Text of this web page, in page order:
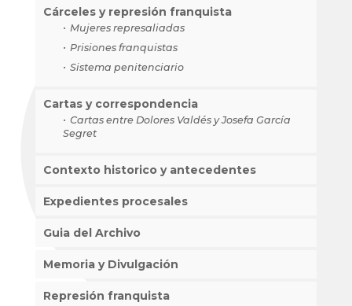
Cárceles y represión franquista
Mujeres represaliadas
Prisiones franquistas
Sistema penitenciario
Cartas y correspondencia
Cartas entre Dolores Valdés y Josefa García
Segret
Contexto historico y antecedentes
Expedientes procesales
Guia del Archivo
Memoria y Divulgación
Represión franquista